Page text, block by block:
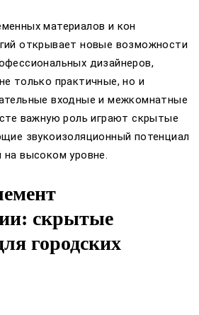
материалов и кон
открывает новые возможности
дизайнеров,
только практичные, но и
входные и межкомнатные
важную роль играют скрытые
звукоизоляционный потенциал
на высоком уровне.
скрытые
городских